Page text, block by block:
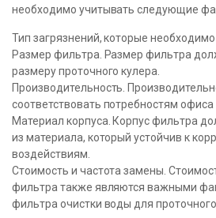
необходимо учитывать следующие
Тип загрязнений, которые
Размер фильтра. Размер фильтра
размеру проточного кулера.
Производительность.
соответствовать потребностям офиса
Материал корпуса. Корпус фильтра
из материала, который устойчив к
воздействиям.
Стоимость и частота замены.
фильтра также являются важными
фильтра очистки воды для проточного